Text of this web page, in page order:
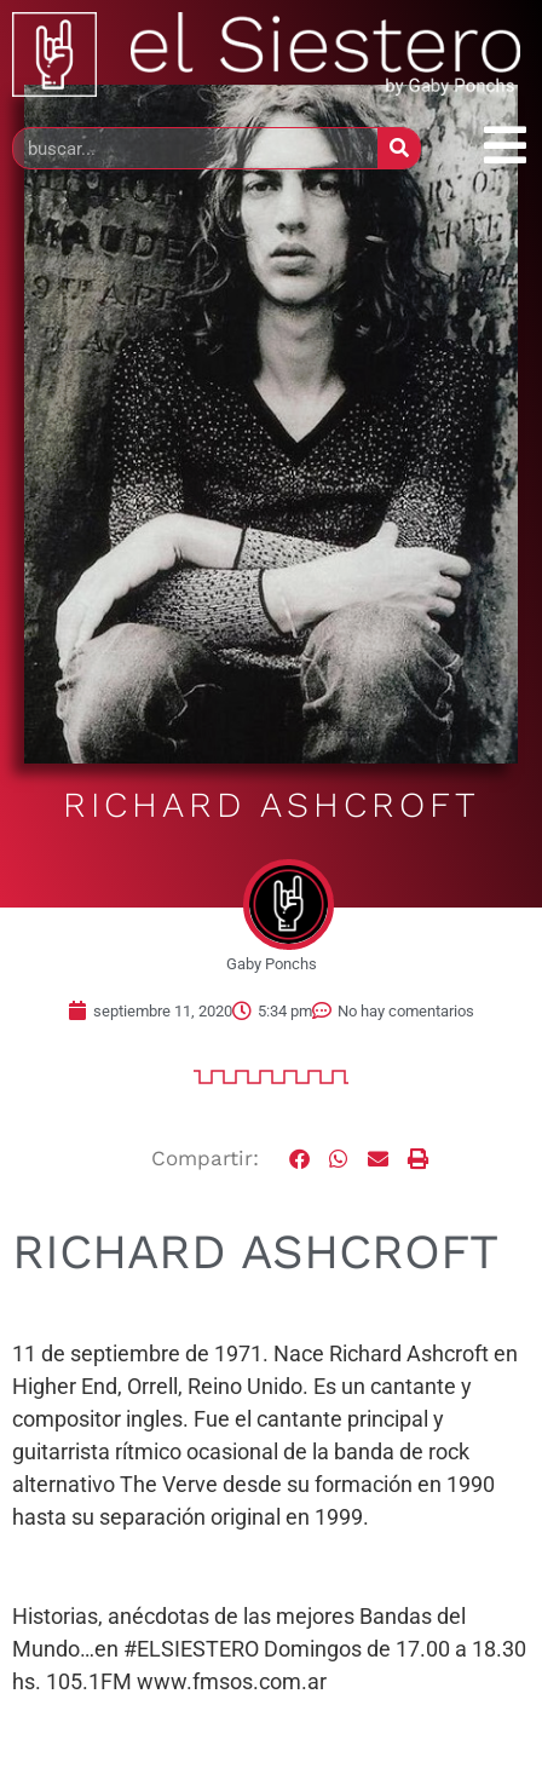
RICHARD ASHCROFT
Gaby Ponchs
septiembre 11, 2020 5:34 pm No hay comentarios
Compartir:
RICHARD ASHCROFT
11 de septiembre de 1971. Nace Richard Ashcroft en
Higher End, Orrell, Reino Unido. Es un cantante y
compositor ingles. Fue el cantante principal y
guitarrista rítmico ocasional de la banda de rock
alternativo The Verve desde su formación en 1990
hasta su separación original en 1999.
Historias, anécdotas de las mejores Bandas del
Mundo…en #ELSIESTERO Domingos de 17.00 a 18.30
hs. 105.1FM www.fmsos.com.ar